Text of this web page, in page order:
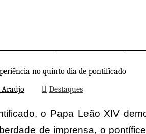
Papa Leão XIV brinca com inexperiência
Destaques
o Papa Leão XIV
de imprensa, o